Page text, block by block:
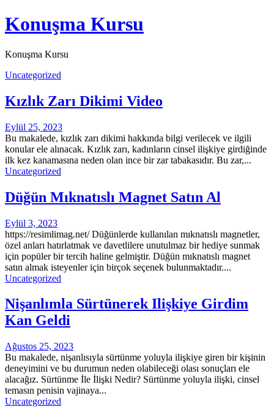
Skip
to
Konuşma Kursu
Konuşma Kursu
Uncategorized
Kızlık Zarı Dikimi Video
Eylül 25, 2023
Bu makalede, kızlık zarı dikimi hakkında bilgi verilecek ve ilgili
konular ele alınacak. Kızlık zarı, kadınların cinsel ilişkiye girdiğinde
ilk kez kanamasına neden olan ince bir zar tabakasıdır. Bu zar,...
Uncategorized
Düğün Mıknatıslı Magnet Satın Al
Eylül 3, 2023
https://resimlimag.net/ Düğünlerde kullanılan mıknatıslı magnetler,
özel anları hatırlatmak ve davetlilere unutulmaz bir hediye sunmak
için popüler bir tercih haline gelmiştir. Düğün mıknatıslı magnet
satın almak isteyenler için birçok seçenek bulunmaktadır....
Uncategorized
Nişanlımla Sürtünerek Ilişkiye Girdim
Kan Geldi
Ağustos 25, 2023
Bu makalede, nişanlısıyla sürtünme yoluyla ilişkiye giren bir kişinin
deneyimini ve bu durumun neden olabileceği olası sonuçları ele
alacağız. Sürtünme İle İlişki Nedir? Sürtünme yoluyla ilişki, cinsel
temasın penisin vajinaya...
Uncategorized